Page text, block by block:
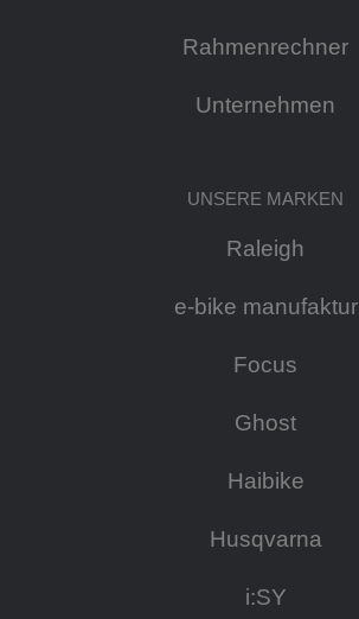
Rahmenrechner
Unternehmen
UNSERE MARKEN
Raleigh
e-bike manufaktur
Focus
Ghost
Haibike
Husqvarna
i:SY